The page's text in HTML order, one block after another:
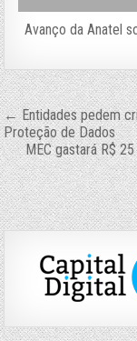
Avanço da Anatel
de
Post
← Entidades pedem
Proteção de Dados
MEC gastará R$